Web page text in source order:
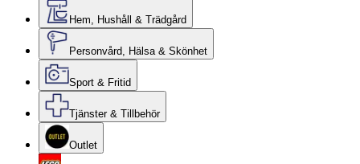
Hem, Hushåll & Trädgård
Personvård, Hälsa & Skönhet
Sport & Fritid
Tjänster & Tillbehör
Outlet